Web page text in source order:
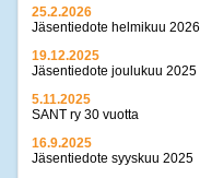
25.2.2026
Jäsentiedote helmikuu 2026
19.12.2025
Jäsentiedote joulukuu 2025
5.11.2025
SANT ry 30 vuotta
16.9.2025
Jäsentiedote syyskuu 2025